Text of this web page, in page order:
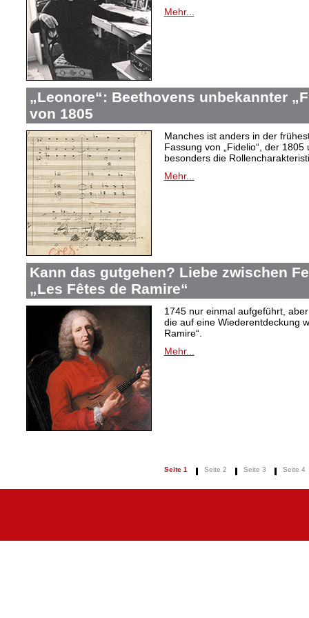
Mehr...
„Leonore“: Beethovens unbekannter
von 1805
Manches ist anders in der
Fassung von „Fidelio“, der 1805
besonders die
Mehr...
Kann das gutgehen? Liebe zwischen
„Les Fêtes de Ramire“
1745 nur einmal aufgeführt,
die auf eine Wiederentdeckung
Ramire“.
Mehr...
Seite 1 Seite 2 Seite 3 Seite 4